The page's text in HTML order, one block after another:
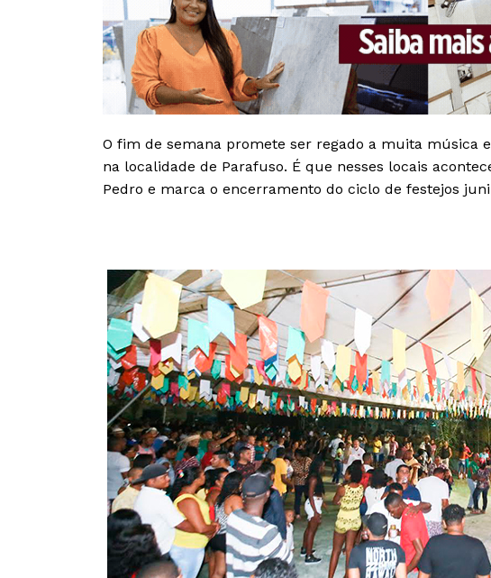
O fim de semana promete ser regado a muita música
na localidade de Parafuso. É que nesses locais
Pedro e marca o encerramento do ciclo de festejos